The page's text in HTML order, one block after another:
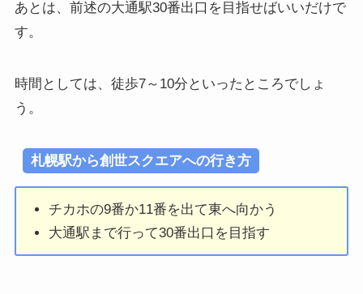
あとは、前述の大通駅30番出口を目指せばいいだけで
す。
時間としては、徒歩7～10分といったところでしょ
う。
札幌駅から創世スクエアへの行き方
チカホの9番か11番を出て東へ向かう
大通駅まで行って30番出口を目指す